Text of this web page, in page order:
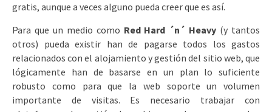
gratis, aunque a veces alguno pueda creer que es así.
Para que un medio como Red Hard ´n´ Heavy (y tantos
otros) pueda existir han de pagarse todos los gastos
relacionados con el alojamiento y gestión del sitio web, que
lógicamente han de basarse en un plan lo suficiente
robusto como para que la web soporte un volumen
importante de visitas. Es necesario trabajar con